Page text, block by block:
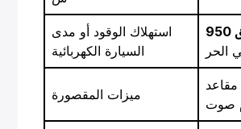
استهلاك الوقود أو مدى
السيارة الكهربائية
الحر
ميزات المقصورة